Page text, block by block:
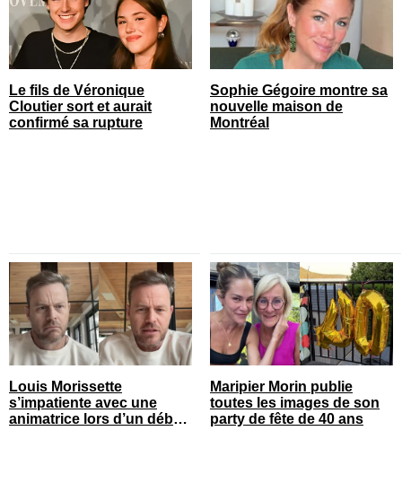
Le fils de Véronique
Cloutier sort et aurait
confirmé sa rupture
Sophie Gégoire montre sa
nouvelle maison de
Montréal
Louis Morissette
s’impatiente avec une
animatrice lors d’un débat
Maripier Morin publie
toutes les images de son
party de fête de 40 ans